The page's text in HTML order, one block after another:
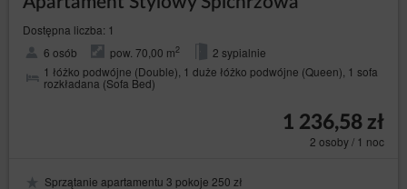
Dostępna liczba: 1
6 osób
pow. 70,00 m2
2 sypialnie
1 łóżko podwójne (Double), 1 duże łóżko podwójne (Queen), 1 sofa
rozkładana (Sofa Bed)
1 236,58 zł
2 osoby / 1 noc
Sprzątanie apartamentu 3 pokoje 250 zł